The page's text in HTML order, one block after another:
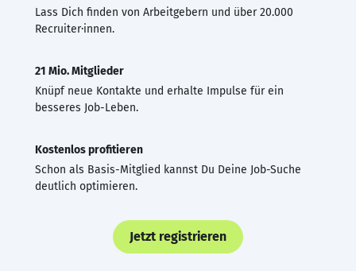
Lass Dich finden von Arbeitgebern und über 20.000
Recruiter·innen.
21 Mio. Mitglieder
Knüpf neue Kontakte und erhalte Impulse für ein
besseres Job-Leben.
Kostenlos profitieren
Schon als Basis-Mitglied kannst Du Deine Job-Suche
deutlich optimieren.
Jetzt registrieren